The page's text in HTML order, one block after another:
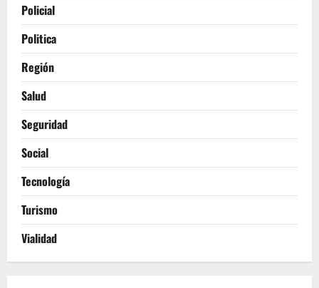
Policial
Politica
Región
Salud
Seguridad
Social
Tecnología
Turismo
Vialidad